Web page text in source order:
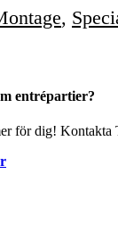
entrépartier?
för dig! Kontakta
,